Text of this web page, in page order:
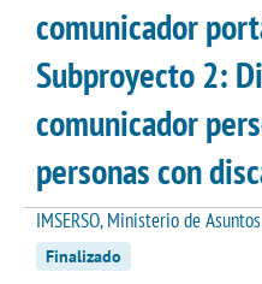
comunicador
Subproyecto 2:
comunicador
personas con
IMSERSO, Ministerio de
Finalizado